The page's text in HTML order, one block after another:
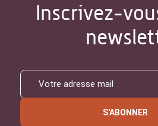
Inscrivez-
S'ABONNER